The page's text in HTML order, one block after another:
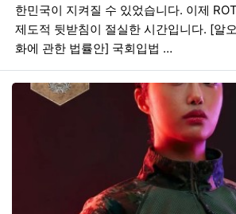
한민국이 지켜질 수 있었습니다. 이제
제도적 뒷받침이 절실한 시간입니다. [알
화에 관한 법률안] 국회입법 …